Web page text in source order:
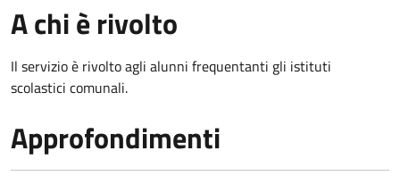
A chi è rivolto
Il servizio è rivolto agli alunni frequentanti gli istituti
scolastici comunali.
Approfondimenti